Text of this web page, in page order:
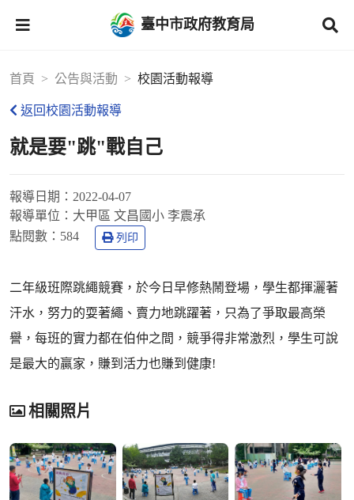
臺中市政府教育局
首頁 公告與活動 校園活動報導
返回校園活動報導
就是要"跳"戰自己
報導日期： 2022-04-07
報導單位： 大甲區 文昌國小 李震承
點閱數： 584 列印
二年級班際跳繩競賽，於今日早修熱鬧登場，學生都揮灑著
汗水，努力的耍著繩、賣力地跳躍著，只為了爭取最高榮
譽，每班的實力都在伯仲之間，競爭得非常激烈，學生可說
是最大的贏家，賺到活力也賺到健康!
相關照片